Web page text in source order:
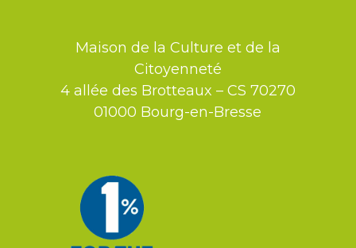
Maison de la Culture et de la
Citoyenneté
4 allée des Brotteaux – CS 70270
01000 Bourg-en-Bresse